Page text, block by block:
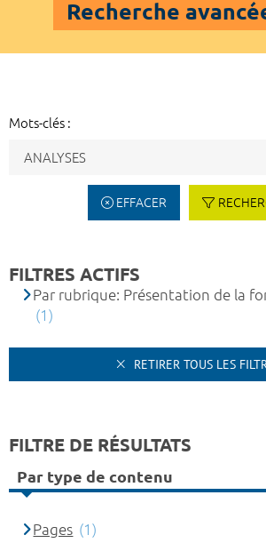
Recherche
Mots-clés :
EFFACER
FILTRES ACTIFS
Par rubrique: Présentation de la
(1)
RETIRER TOUS LES
FILTRE DE RÉSULTATS
Par type de contenu
Pages (1)